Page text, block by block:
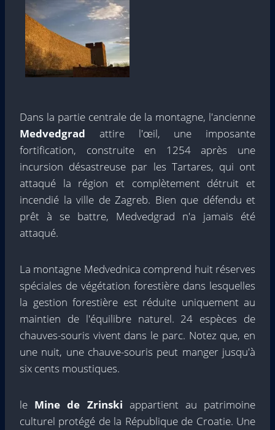
Dans la partie centrale de la montagne, l'ancienne
Medvedgrad attire l'œil, une imposante
fortification, construite en 1254 après une
incursion désastreuse par les Tartares, qui ont
attaqué la région et complètement détruit et
incendié la ville de Zagreb. Bien que défendu et
prêt à se battre, Medvedgrad n'a jamais été
attaqué.
La montagne Medvednica comprend huit réserves
spéciales de végétation forestière dans lesquelles
la gestion forestière est réduite uniquement au
maintien de l'équilibre naturel. 24 espèces de
chauves-souris vivent dans le parc. Notez que, en
une nuit, une chauve-souris peut manger jusqu'à
six cents moustiques.
le Mine de Zrinski appartient au patrimoine
culturel protégé de la République de Croatie. Une